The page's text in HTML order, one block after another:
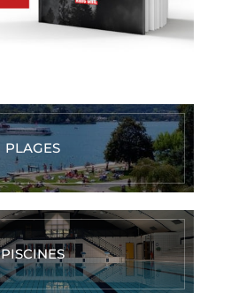
PLAGES
PISCINES